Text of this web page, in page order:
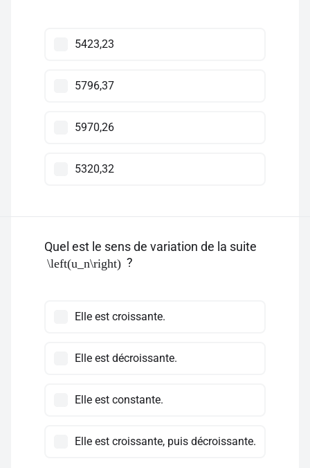
5423,23
5796,37
5970,26
5320,32
Quel est le sens de variation de la suite
\left(u_n\right) ?
Elle est croissante.
Elle est décroissante.
Elle est constante.
Elle est croissante, puis décroissante.